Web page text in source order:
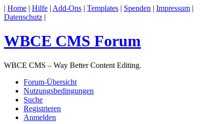
| Home | Hilfe | Add-Ons | Templates | Spenden | Impressum |
Datenschutz |
WBCE CMS Forum
WBCE CMS – Way Better Content Editing.
Forum-Übersicht
Nutzungsbedingungen
Suche
Registrieren
Anmelden